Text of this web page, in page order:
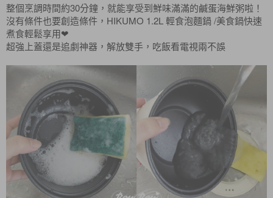
整個烹調時間約30分鐘，就能享受到鮮味滿滿的鹹蛋海鮮粥啦！
沒有條件也要創造條件，HIKUMO 1.2L 輕食泡麵鍋 /美食鍋快速
煮食輕鬆享用❤
超強上蓋還是追劇神器，解放雙手，吃飯看電視兩不誤